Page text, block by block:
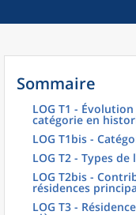
Sommaire
LOG T1 -
catégorie en
LOG T1bis -
LOG T2 - Types
LOG T2bis -
résidences
LOG T3 -